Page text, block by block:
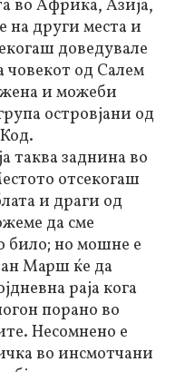
во Африка, Азија,
на други места и
доведувале
човекот од Салем
жена и можеби
островјани од
таква заднина во
отсекогаш
и драги од
да сме
било; но мошне е
Марш ќе да
раја кога
порано во
Несомнено е
во инсмотчани